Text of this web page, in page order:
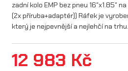
zadní kolo EMP bez pneu 16″x1.85″
(2x příruba+adaptér)) Ráfek je
který je nejpevnější a nejlehčí na
12 983 Kč